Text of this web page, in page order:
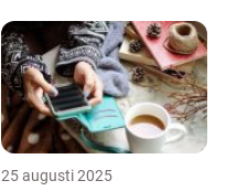
25 augusti 2025